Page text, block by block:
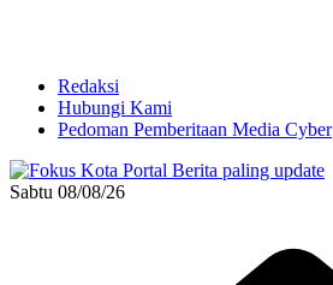
Redaksi
Hubungi Kami
Pedoman Pemberitaan Media Cyber
Sabtu 08/08/26